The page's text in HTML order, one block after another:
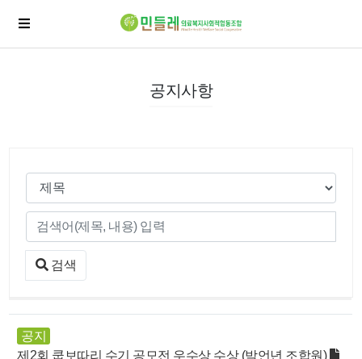
공지사항
검색
공지
제2회 쿱보따리 수기 공모전 우수상 수상 (박언년 조합원)